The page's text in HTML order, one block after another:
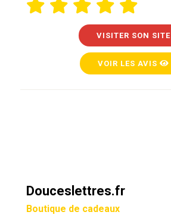
VISITER SON SITE
VOIR LES AVIS
Douceslettres.fr
Boutique de cadeaux